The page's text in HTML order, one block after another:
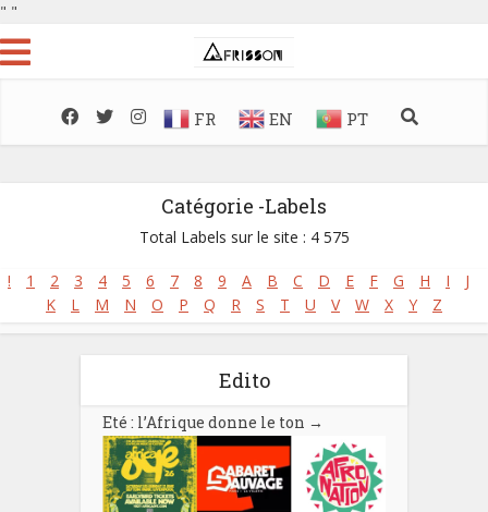
" "
FR EN PT
Catégorie -Labels
Total Labels sur le site : 4 575
! 1 2 3 4 5 6 7 8 9 A B C D E F G H I
J
K
L M N O P Q R S T U V W X Y Z
Edito
Eté : l’Afrique donne le ton →